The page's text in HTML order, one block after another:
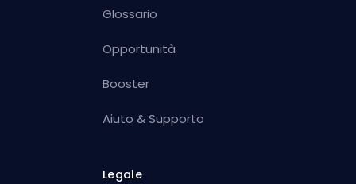
Glossario
Opportunità
Booster
Aiuto & Supporto
Legale